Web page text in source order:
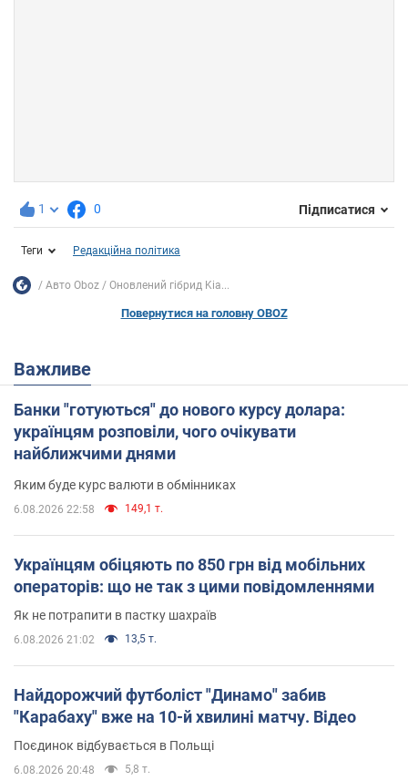
1 0 Підписатися
Теги Редакційна політика
Авто Oboz Оновлений гібрид Kia...
Повернутися на головну OBOZ
Важливе
Банки "готуються" до нового курсу долара:
українцям розповіли, чого очікувати
найближчими днями
Яким буде курс валюти в обмінниках
6.08.2026 22:58 149,1 т.
Українцям обіцяють по 850 грн від мобільних
операторів: що не так з цими повідомленнями
Як не потрапити в пастку шахраїв
6.08.2026 21:02 13,5 т.
Найдорожчий футболіст "Динамо" забив
"Карабаху" вже на 10-й хвилині матчу. Відео
Поєдинок відбувається в Польщі
6.08.2026 20:48 5,8 т.